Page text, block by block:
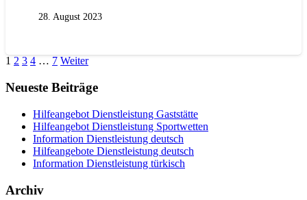
28. August 2023
1 2 3 4 … 7 Weiter
Neueste Beiträge
Hilfeangebot Dienstleistung Gaststätte
Hilfeangebot Dienstleistung Sportwetten
Information Dienstleistung deutsch
Hilfeangebote Dienstleistung deutsch
Information Dienstleistung türkisch
Archiv